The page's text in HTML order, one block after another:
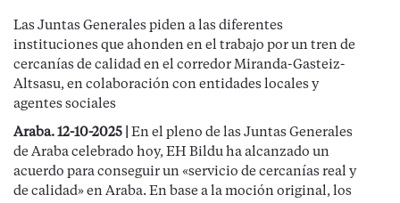
Las Juntas Generales piden a las diferentes
instituciones que ahonden en el trabajo por un tren de
cercanías de calidad en el corredor Miranda-Gasteiz-
Altsasu, en colaboración con entidades locales y
agentes sociales
Araba. 12-10-2025 | En el pleno de las Juntas Generales
de Araba celebrado hoy, EH Bildu ha alcanzado un
acuerdo para conseguir un «servicio de cercanías real y
de calidad» en Araba. En base a la moción original, los